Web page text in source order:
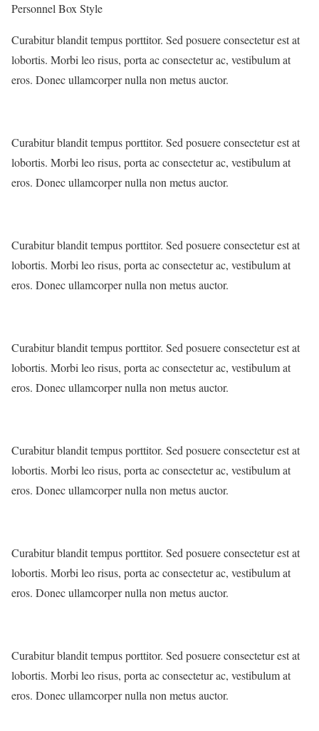
Personnel Box Style
Curabitur blandit tempus porttitor. Sed posuere consectetur est at
lobortis. Morbi leo risus, porta ac consectetur ac, vestibulum at
eros. Donec ullamcorper nulla non metus auctor.
Curabitur blandit tempus porttitor. Sed posuere consectetur est at
lobortis. Morbi leo risus, porta ac consectetur ac, vestibulum at
eros. Donec ullamcorper nulla non metus auctor.
Curabitur blandit tempus porttitor. Sed posuere consectetur est at
lobortis. Morbi leo risus, porta ac consectetur ac, vestibulum at
eros. Donec ullamcorper nulla non metus auctor.
Curabitur blandit tempus porttitor. Sed posuere consectetur est at
lobortis. Morbi leo risus, porta ac consectetur ac, vestibulum at
eros. Donec ullamcorper nulla non metus auctor.
Curabitur blandit tempus porttitor. Sed posuere consectetur est at
lobortis. Morbi leo risus, porta ac consectetur ac, vestibulum at
eros. Donec ullamcorper nulla non metus auctor.
Curabitur blandit tempus porttitor. Sed posuere consectetur est at
lobortis. Morbi leo risus, porta ac consectetur ac, vestibulum at
eros. Donec ullamcorper nulla non metus auctor.
Curabitur blandit tempus porttitor. Sed posuere consectetur est at
lobortis. Morbi leo risus, porta ac consectetur ac, vestibulum at
eros. Donec ullamcorper nulla non metus auctor.